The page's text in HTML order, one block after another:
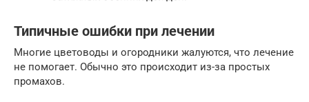
Типичные ошибки при лечении
Многие цветоводы и огородники жалуются, что лечение
не помогает. Обычно это происходит из-за простых
промахов.